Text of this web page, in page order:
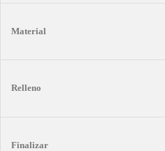
Material
Relleno
Finalizar